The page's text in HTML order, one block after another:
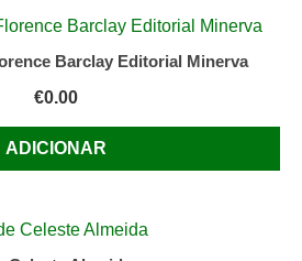
Barclay Editorial Minerva
€0.00
ADICIONAR